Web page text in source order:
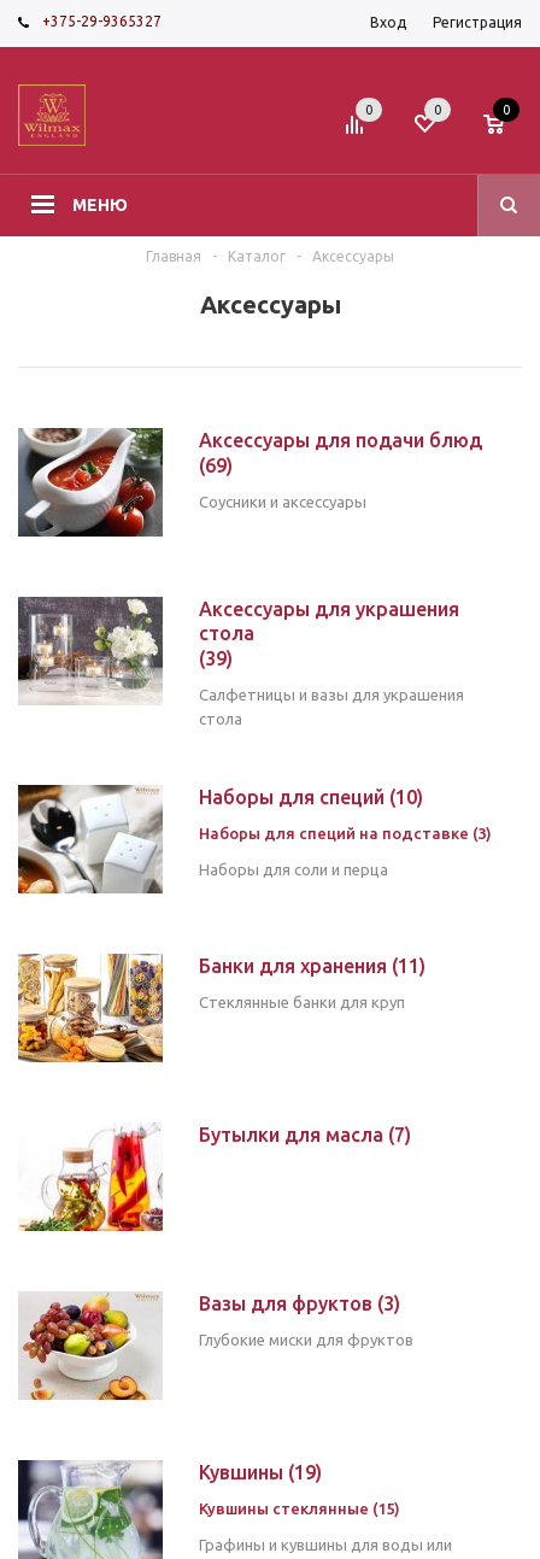
+375-29-9365327 Вход Регистрация
МЕНЮ
0 0 0
Главная - Каталог - Аксессуары
Аксессуары
Аксессуары для подачи блюд
(69)
Соусники и аксессуары
Аксессуары для украшения
стола
(39)
Салфетницы и вазы для украшения
стола
Наборы для специй (10)
Наборы для специй на подставке (3)
Наборы для соли и перца
Банки для хранения (11)
Стеклянные банки для круп
Бутылки для масла (7)
Вазы для фруктов (3)
Глубокие миски для фруктов
Кувшины (19)
Кувшины стеклянные (15)
Графины и кувшины для воды или